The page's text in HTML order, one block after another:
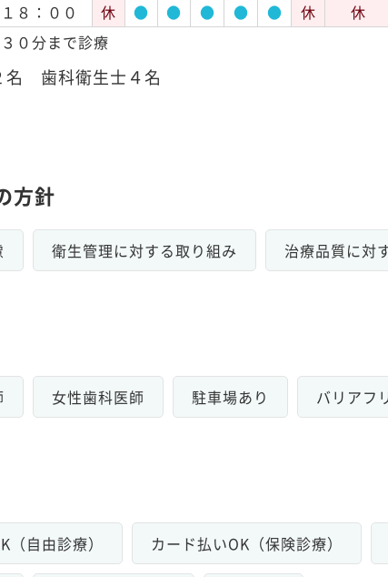
８：００
休 ● ● ● ● ● 休
休
０分まで診療
名 歯科衛生士４名
方針
衛生管理に対する取り組み 治療品質に対
女性歯科医師 駐車場あり バリアフ
（自由診療） カード払いOK（保険診療）